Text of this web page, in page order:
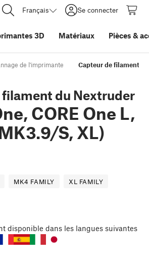
Français Se connecter
3D Matériaux Pièces &
de l'imprimante Capteur de filament du
filament du Nextruder
CORE One L,
S, XL)
MK4 FAMILY
XL FAMILY
disponible dans les langues suivantes